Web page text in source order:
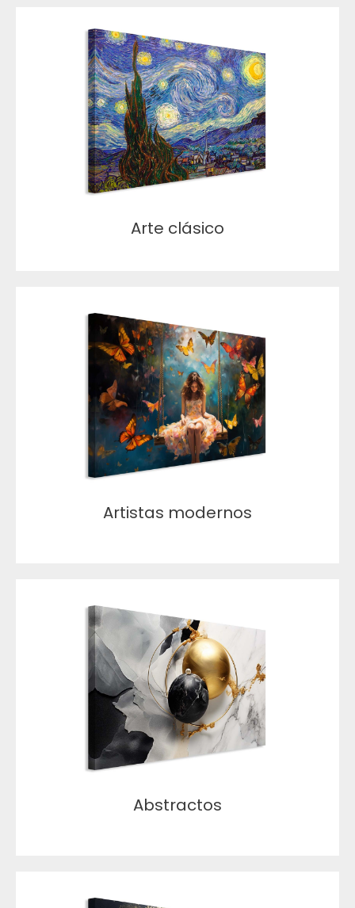
Arte clásico
Artistas modernos
Abstractos